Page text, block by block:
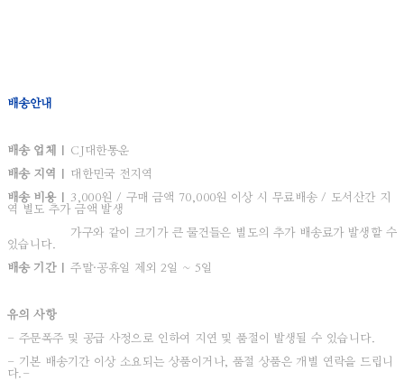
배송안내
배송 업체 | CJ대한통운
배송 지역 | 대한민국 전지역
배송 비용 | 3,000원 / 구매 금액 70,000원 이상 시 무료배송 / 도서산간 지
역 별도 추가 금액 발생
가구와 같이 크기가 큰 물건들은 별도의 추가 배송료가 발생할 수
있습니다.
배송 기간 |주말·공휴일 제외 2일 ~ 5일
유의 사항
- 주문폭주 및 공급 사정으로 인하여 지연 및 품절이 발생될 수 있습니다.
- 기본 배송기간 이상 소요되는 상품이거나, 품절 상품은 개별 연락을 드립니
다. -